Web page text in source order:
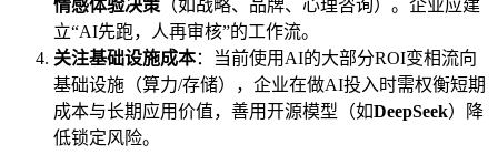
情感体验决策 （如战略、品牌、心理咨询）。企业应建
立“AI先跑，人再审核”的工作流。
关注基础设施成本：当前使用AI的大部分ROI变相流向
基础设施（算力/存储），企业在做AI投入时需权衡短期
成本与长期应用价值，善用开源模型（如DeepSeek）降
低锁定风险。